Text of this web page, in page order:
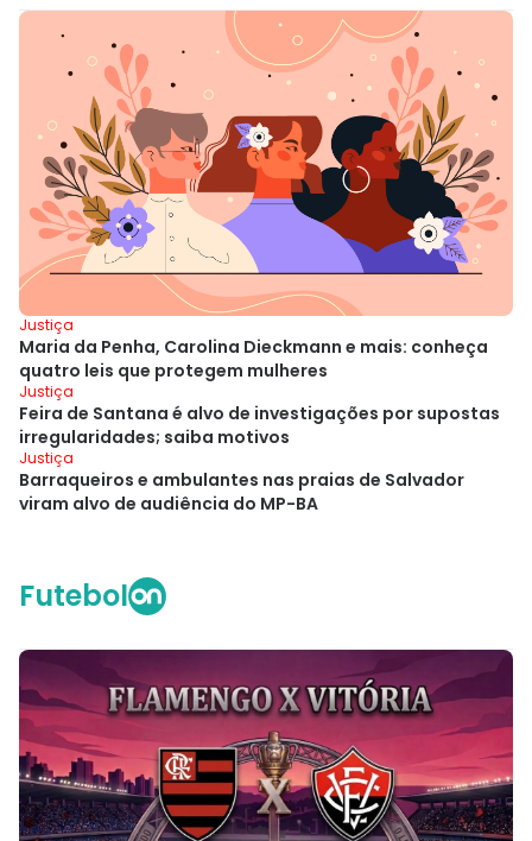
Justiça
Maria da Penha, Carolina Dieckmann e mais: conheça
quatro leis que protegem mulheres
Justiça
Feira de Santana é alvo de investigações por supostas
irregularidades; saiba motivos
Justiça
Barraqueiros e ambulantes nas praias de Salvador
viram alvo de audiência do MP-BA
Futebol